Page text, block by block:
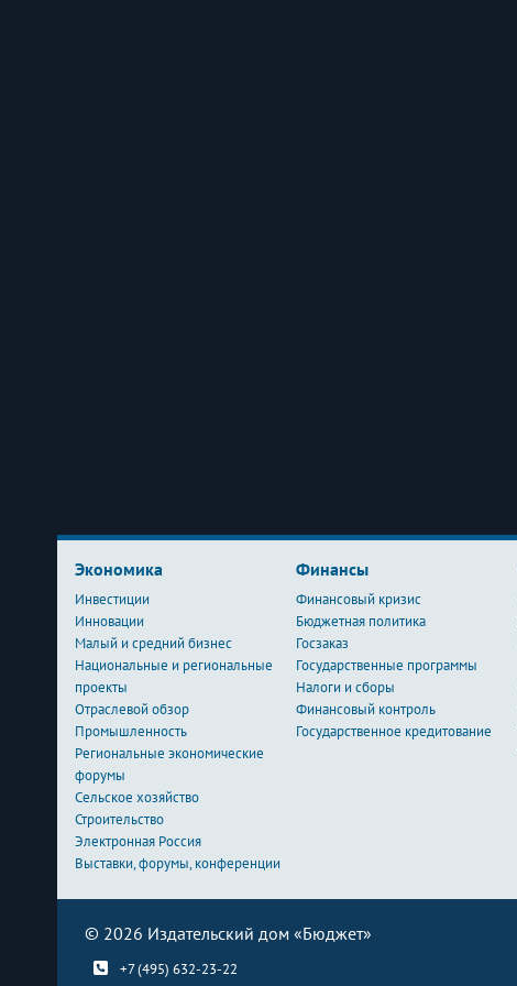
Экономика
Инвестиции
Инновации
Малый и средний бизнес
Национальные и региональные
проекты
Отраслевой обзор
Промышленность
Региональные экономические
форумы
Сельское хозяйство
Строительство
Электронная Россия
Выставки, форумы, конференции
Финансы
Финансовый кризис
Бюджетная политика
Госзаказ
Государственные программы
Налоги и сборы
Финансовый контроль
Государственное кредитование
© 2026 Издательский дом «Бюджет»
+7 (495) 632-23-22